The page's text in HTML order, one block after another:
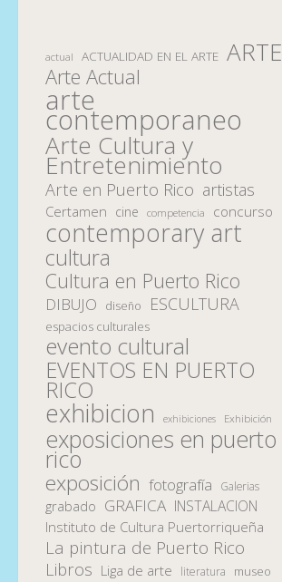
actual ACTUALIDAD EN EL ARTE ARTE
Arte Actual
arte
contemporaneo
Arte Cultura y
Entretenimiento
Arte en Puerto Rico artistas
Certamen cine competencia concurso
contemporary art
cultura
Cultura en Puerto Rico
DIBUJO diseño ESCULTURA
espacios culturales
evento cultural
EVENTOS EN PUERTO
RICO
exhibicion exhibiciones Exhibición
exposiciones en puerto
rico
exposición fotografía Galerias
grabado GRAFICA INSTALACION
Instituto de Cultura Puertorriqueña
La pintura de Puerto Rico
Libros Liga de arte literatura museo